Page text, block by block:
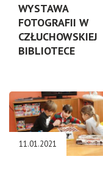
WYSTAWA
FOTOGRAFII W
CZŁUCHOWSKIEJ
BIBLIOTECE
11.01.2021